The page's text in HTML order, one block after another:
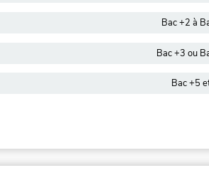
Bac +2 à
Bac +3 ou
Bac +5